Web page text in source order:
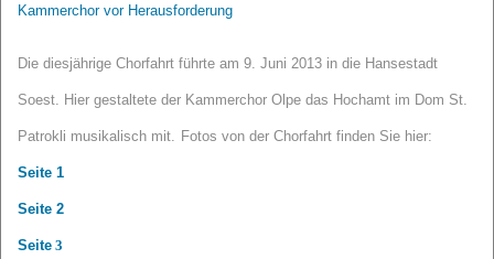
Kammerchor vor Herausforderung
Die diesjährige Chorfahrt führte am 9. Juni 2013 in die Hansestadt
Soest. Hier gestaltete der Kammerchor Olpe das Hochamt im Dom St.
Patrokli musikalisch mit. Fotos von der Chorfahrt finden Sie hier:
Seite 1
Seite 2
Seite 3